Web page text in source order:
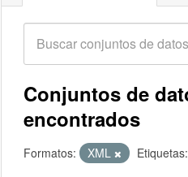
Conjuntos de
encontrados
Formatos: XML Etiquetas: